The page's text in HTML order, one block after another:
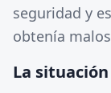
seguridad y
obtenía
La